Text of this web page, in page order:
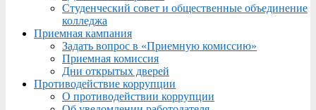
Студенческий совет и общественные объединение
колледжа
Приемная кампания
Задать вопрос в «Приемную комиссию»
Приемная комиссия
Дни открытых дверей
Противодействие коррупции
О противодействии коррупции